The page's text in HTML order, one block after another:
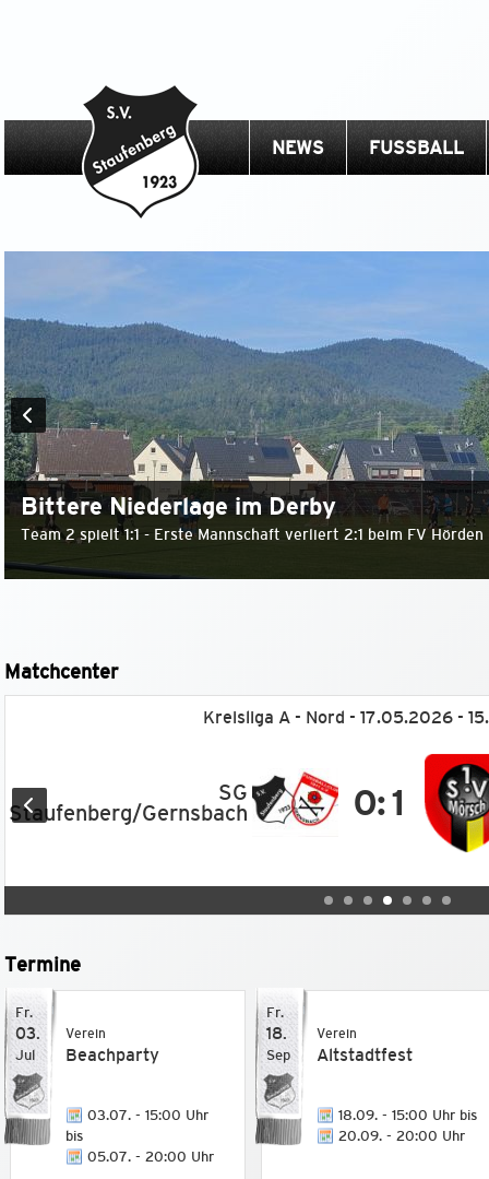
NEWS FUSSBALL
Bittere Niederlage im Derby
Team 2 spielt 1:1 - Erste Mannschaft verliert 2:1 beim FV Hörden
Matchcenter
Kreisliga A - Nord - 17.05.2026 -
SG
Staufenberg/Gernsbach
0:1
Termine
Verein
Beachparty
03.07. - 15:00 Uhr
bis
05.07. - 20:00 Uhr
Fr.
03.
Jul
Verein
Altstadtfest
18.09. - 15:00 Uhr bis
20.09. - 20:00 Uhr
Fr.
18.
Sep